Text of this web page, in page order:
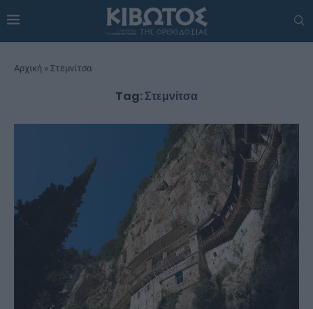
Αρχική » Στεμνίτσα
Tag:Στεμνίτσα